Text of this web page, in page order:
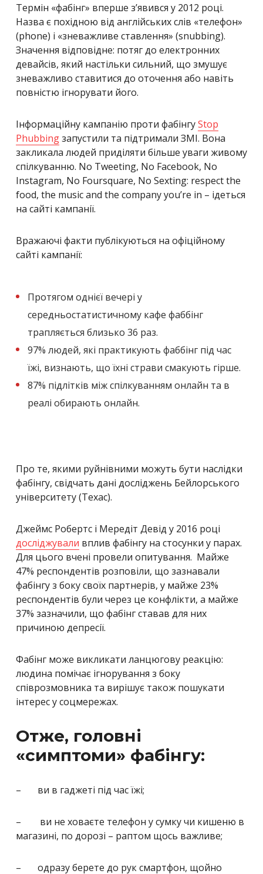
Термін «фабінг» вперше з’явився у 2012 році.
Назва є похідною від англійських слів «телефон»
(phone) і «зневажливе ставлення» (snubbing).
Значення відповідне: потяг до електронних
девайсів, який настільки сильний, що змушує
зневажливо ставитися до оточення або навіть
повністю ігнорувати його.
Інформаційну кампанію проти фабінгуStop
Phubbingзапустили та підтримали ЗМІ. Вона
закликала людей приділяти більше уваги живому
спілкуванню. No Tweeting, No Facebook, No
Instagram, No Foursquare, No Sexting: respect the
food, the music and the company you’re in – ідеться
на сайті кампанії.
Вражаючі факти публікуються на офіційному
сайті кампанії:
Протягом однієї вечері у
середньостатистичному кафе фаббінг
трапляється близько 36 раз.
97% людей, які практикують фаббінг під час
їжі, визнають, що їхні страви смакують гірше.
87% підлітків між спілкуванням онлайн та в
реалі обирають онлайн.
Про те, якими руйнівними можуть бути наслідки
фабінгу, свідчать дані досліджень Бейлорського
університету (Техас).
Джеймс Робертс і Мередіт Девід у 2016 році
досліджували вплив фабінгу на стосунки у парах.
Для цього вчені провели опитування. Майже
47% респондентів розповіли, що зазнавали
фабінгу з боку своїх партнерів, у майже 23%
респондентів були через це конфлікти, а майже
37% зазначили, що фабінг ставав для них
причиною депресії.
Фабінг може викликати ланцюгову реакцію:
людина помічає ігнорування з боку
співрозмовника та вирішує також пошукати
інтерес у соцмережах.
Отже, головні
«симптоми» фабінгу:
– ви в гаджеті під час їжі;
– ви не ховаєте телефон у сумку чи кишеню в
магазині, по дорозі – раптом щось важливе;
– одразу берете до рук смартфон, щойно